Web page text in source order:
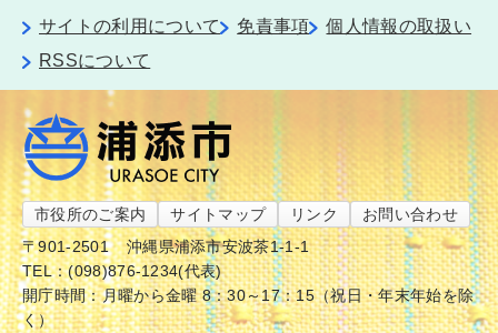
サイトの利用について 免責事項
個人情報の取扱い
RSSについて
市役所のご案内 サイトマップ リンク
お問い合わせ
〒901-2501
沖縄県浦添市安波茶1-1-1
TEL：(098)876-1234(代表)
開庁時間：月曜から金曜 8：30～17：15（祝日・年末年始を除
く）